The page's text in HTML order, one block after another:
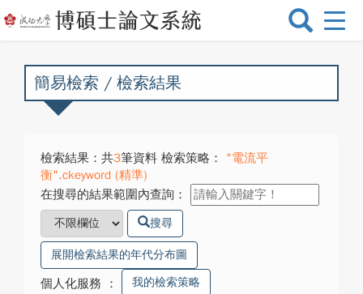
選
換
簡易檢索 / 檢索結果
檢索結果：共3筆資料 檢索策略：
"電流平
衡".ckeyword (精準)
在搜尋的結果範圍內查詢：
搜尋
展開檢索結果的年代分布圖
個人化服務 ： 我的檢索策略